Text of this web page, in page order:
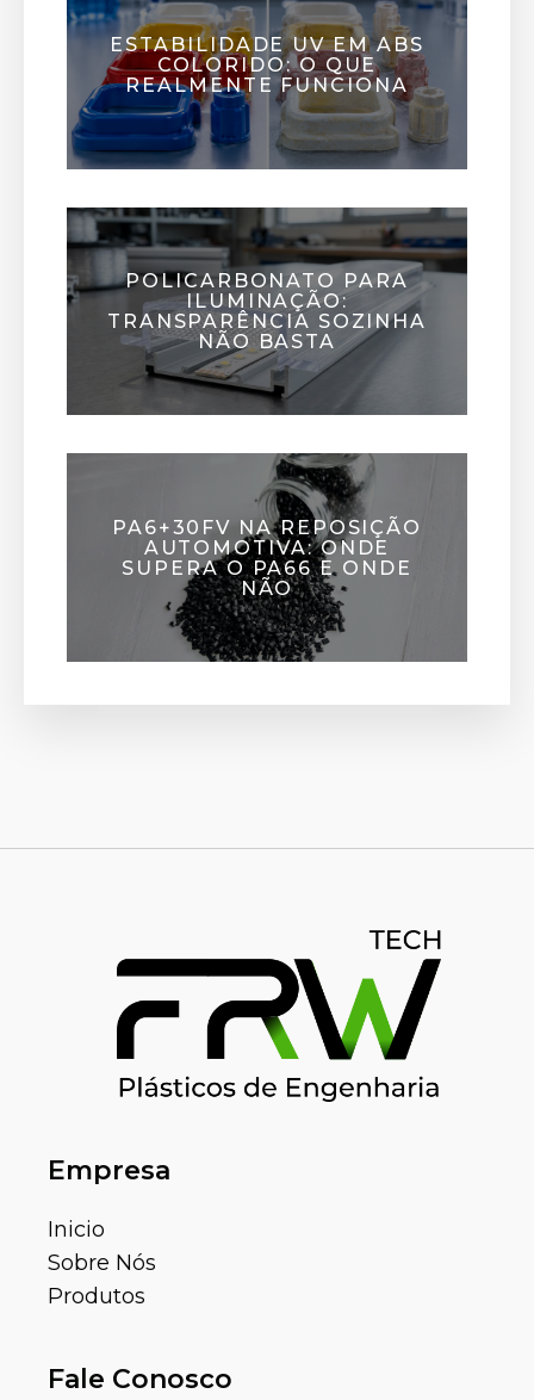
ESTABILIDADE UV EM ABS
COLORIDO: O QUE
REALMENTE FUNCIONA
POLICARBONATO PARA
ILUMINAÇÃO:
TRANSPARÊNCIA SOZINHA
NÃO BASTA
PA6+30FV NA REPOSIÇÃO
AUTOMOTIVA: ONDE
SUPERA O PA66 E ONDE
NÃO
Empresa
Inicio
Sobre Nós
Produtos
Fale Conosco